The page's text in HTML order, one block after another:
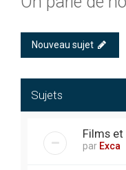
Nouveau sujet
Sujets
Films
par Exca